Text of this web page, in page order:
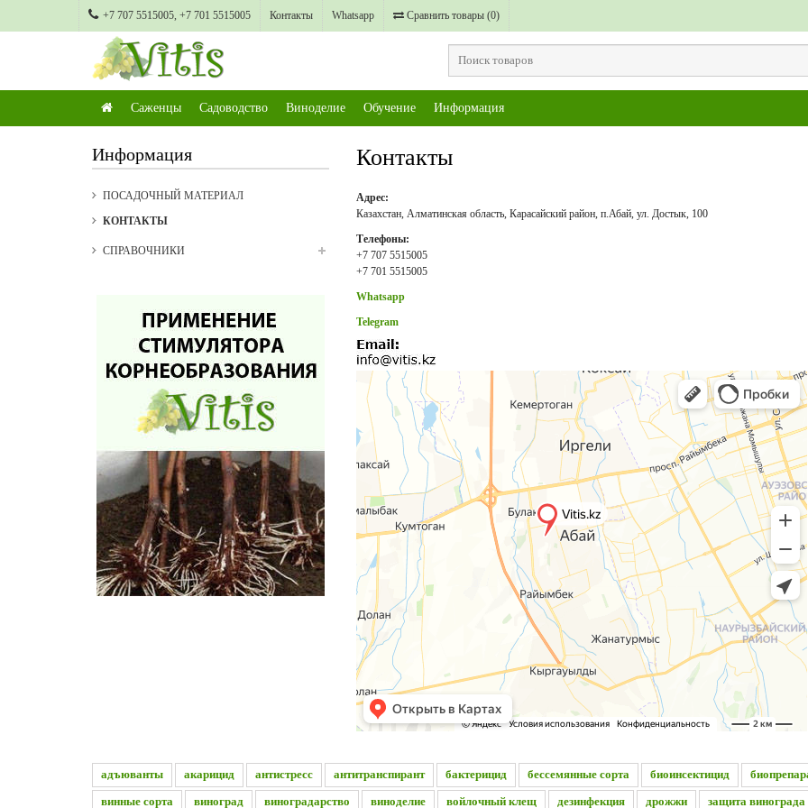
+7 707 5515005, +7 701 5515005 Контакты Whatsapp Сравнить товары (0)
Саженцы Садоводство Виноделие Обучение Информация
Информация
ПОСАДОЧНЫЙ МАТЕРИАЛ
КОНТАКТЫ
СПРАВОЧНИКИ
Контакты
Адрес:
Казахстан, Алматинская область, Карасайский район, п.Абай, ул. Достык, 100
Телефоны:
+7 707 5515005
+7 701 5515005
Whatsapp
Telegram
адъюванты акарицид антистресс антитранспирант бактерицид бессемянные сорта биоинсектицид
винные сорта
виноград виноградарство виноделие войлочный клещ дезинфекция дрожжи защита винограда